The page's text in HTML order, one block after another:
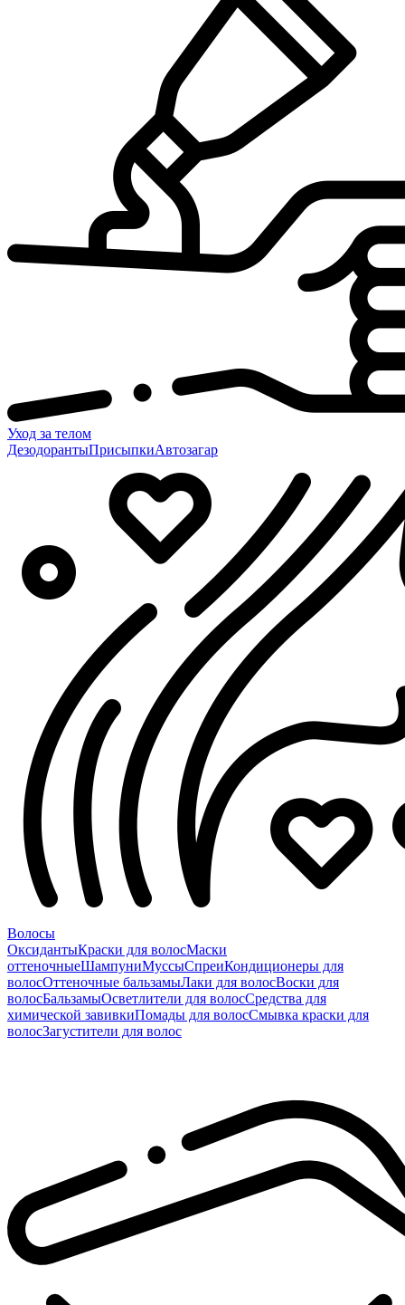
Уход за телом
ДезодорантыПрисыпкиАвтозагар
Волосы
ОксидантыКраски для волосМаски
оттеночныеШампуниМуссыСпреиКондиционеры для
волосОттеночные бальзамыЛаки для волосВоски для
волосБальзамыОсветлители для волосСредства для
химической завивкиПомады для волосСмывка краски для
волосЗагустители для волос